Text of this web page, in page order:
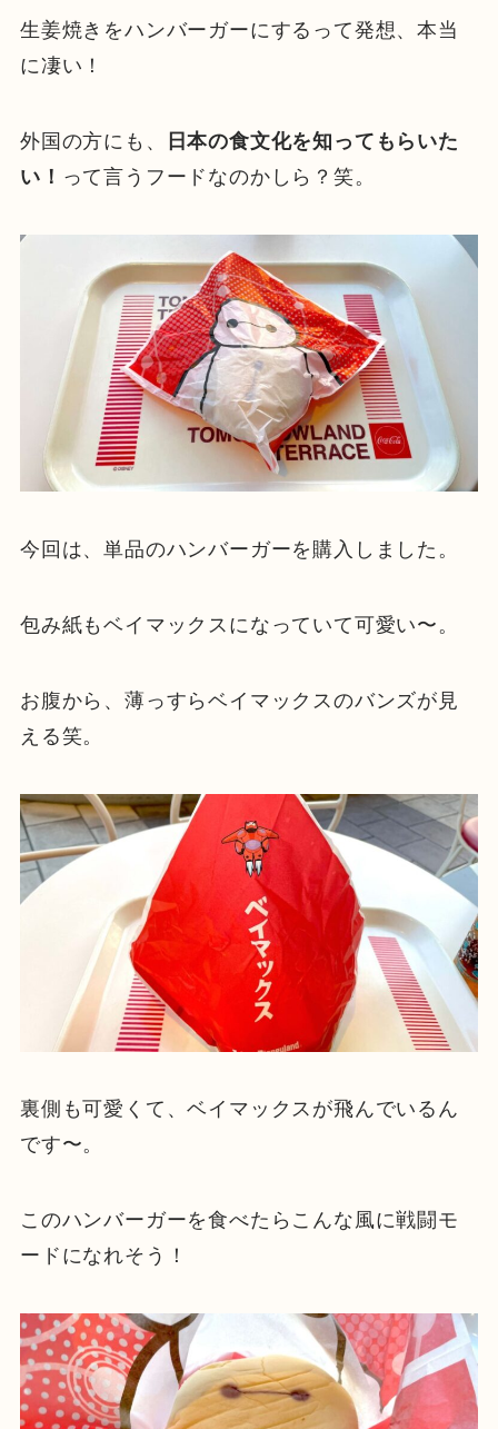
生姜焼きをハンバーガーにするって発想、本当
に凄い！
外国の方にも、
日本の食文化を知ってもらいた
い！ って言うフードなのかしら？笑。
今回は、単品のハンバーガーを購入しました。
包み紙もベイマックスになっていて可愛い〜。
お腹から、薄っすらベイマックスのバンズが見
える笑。
裏側も可愛くて、ベイマックスが飛んでいるん
です〜。
このハンバーガーを食べたらこんな風に戦闘モ
ードになれそう！